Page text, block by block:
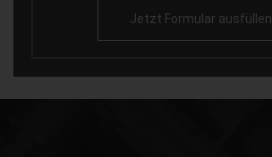
Jetzt Formular ausfüllen